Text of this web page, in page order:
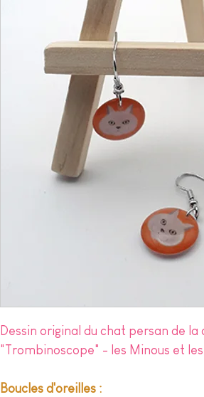
Dessin original du chat persan de la
"Trombinoscope" - les Minous et
Boucles d'oreilles :